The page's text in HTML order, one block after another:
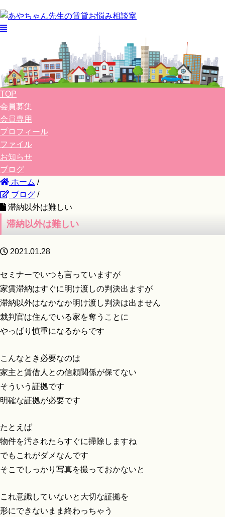
TOP
会員募集
会員専用
プロフィール
ファイル
お知らせ
ブログ
ホーム /
ブログ /
滞納以外は難しい
滞納以外は難しい
2021.01.28
セミナーでいつも言っていますが
家賃滞納はすぐに明け渡しの判決出ますが
滞納以外はなかなか明け渡し判決は出ません
裁判官は住んでいる家を奪うことに
やっぱり慎重になるからです
こんなとき必要なのは
家主と賃借人との信頼関係が保てない
そういう証拠です
明確な証拠が必要です
たとえば
物件を汚されたらすぐに掃除しますね
でもこれがダメなんです
そこでしっかり写真を撮っておかないと
これ意識していないと大切な証拠を
形にできないまま終わっちゃう